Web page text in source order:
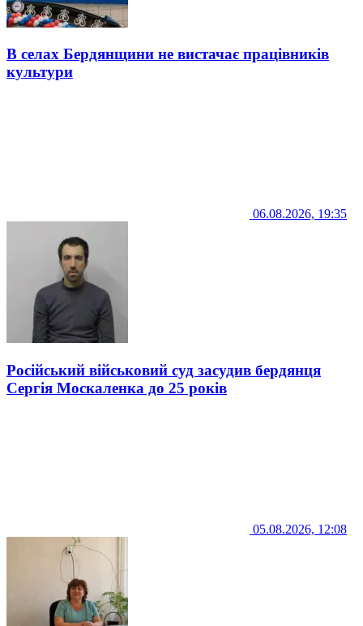
В селах Бердянщини не вистачає працівників
культури
06.08.2026, 19:35
Російський військовий суд засудив бердянця
Сергія Москаленка до 25 років
05.08.2026, 12:08